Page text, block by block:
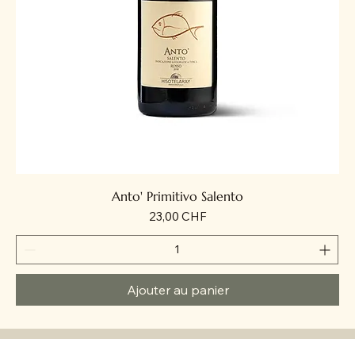
Anto' Primitivo Salento
Prix
23,00 CHF
Ajouter au panier